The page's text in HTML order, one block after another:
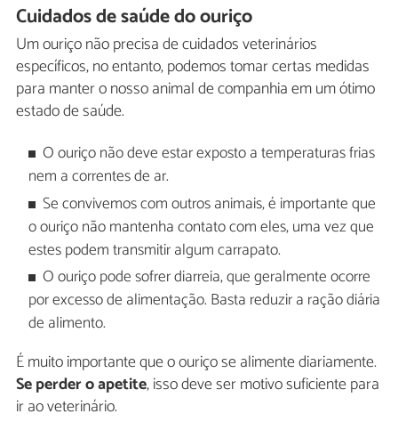
Cuidados de saúde do ouriço
Um ouriço não precisa de cuidados veterinários
específicos, no entanto, podemos tomar certas medidas
para manter o nosso animal de companhia em um ótimo
estado de saúde.
O ouriço não deve estar exposto a temperaturas frias
nem a correntes de ar.
Se convivemos com outros animais, é importante que
o ouriço não mantenha contato com eles, uma vez que
estes podem transmitir algum carrapato.
O ouriço pode sofrer diarreia, que geralmente ocorre
por excesso de alimentação. Basta reduzir a ração diária
de alimento.
É muito importante que o ouriço se alimente diariamente.
Se perder o apetite, isso deve ser motivo suficiente para
ir ao veterinário.